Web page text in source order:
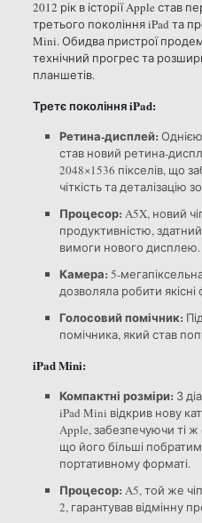
2012 рік в історії Apple став
третього покоління iPad та
Mini. Обидва пристрої
технічний прогрес та
планшетів.
Третє покоління iPad:
Ретина-дисплей:
став новий ретина-
2048×1536 пікселів, що
чіткість та деталізацію
Процесор: A5X, новий
продуктивністю,
вимоги нового дисплею.
Камера: 5-
дозволяла робити якісні
Голосовий помічник:
помічника, який став
iPad Mini:
Компактні розміри: З
iPad Mini відкрив нову
Apple, забезпечуючи ті
що його більші
портативному форматі.
Процесор: A5, той же
2, гарантував відмінну